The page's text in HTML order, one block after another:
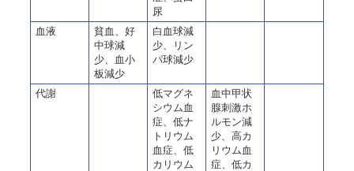
尿
血液
貧血、好
中球減
少、血小
板減少
白血球減
少、リン
パ球減少
代謝
低マグネ
シウム血
症、低ナ
トリウム
血症、低
カリウム
血中甲状
腺刺激ホ
ルモン減
少、高カ
リウム血
症、低カ